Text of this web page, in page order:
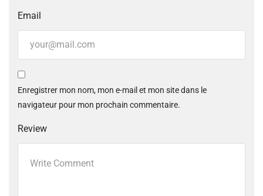
Email
Enregistrer mon nom, mon e-mail et mon site dans le
navigateur pour mon prochain commentaire.
Review